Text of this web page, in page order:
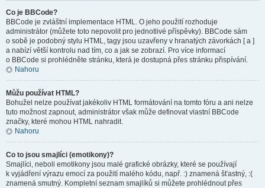
Co je BBCode?
BBCode je zvláštní implementace HTML. O jeho použití rozhoduje
administrátor (můžete toto nepovolit pro jednotlivé příspěvky). BBCode sám
o sobě je podobný stylu HTML, tagy jsou uzavřeny v hranatých závorkách [ a ]
a nabízí větší kontrolu nad tím, co a jak se zobrazí. Pro více informací
o BBCode si prohlédněte stránku, která je dostupná přes stránku přispívání.
Nahoru
Můžu používat HTML?
Bohužel nelze používat jakékoliv HTML formátování na tomto fóru a ani nelze
tuto možnost zapnout, administrátor však může definovat vlastní BBCode
značky, které mohou HTML nahradit.
Nahoru
Co to jsou smajlíci (emotikony)?
Smajlíci, neboli emotikony jsou malé grafické obrázky, které se používají
k vyjádření výrazu emocí za použití malého kódu, např. :) znamená šťastný, :(
znamená smutný. Kompletní seznam smajlíků si můžete prohlédnout přes